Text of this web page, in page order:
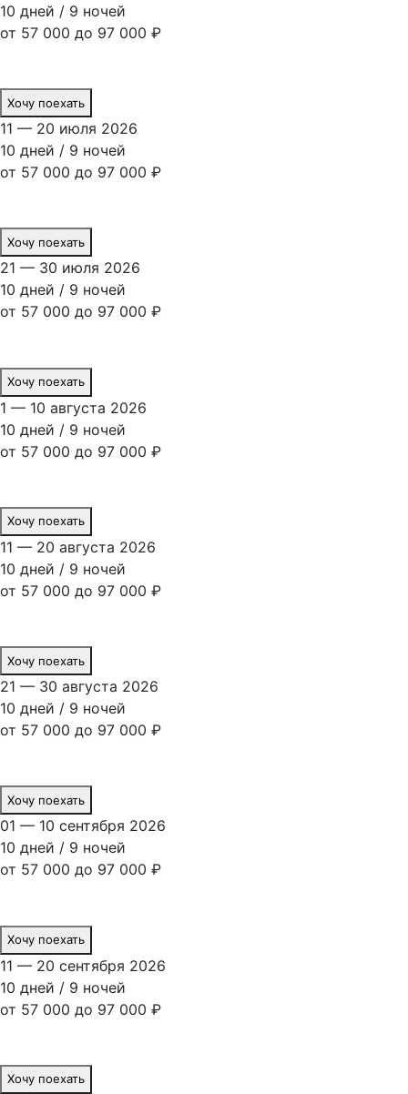
10 дней / 9 ночей
от 57 000 до 97 000 ₽
Хочу поехать
11 — 20 июля 2026
10 дней / 9 ночей
от 57 000 до 97 000 ₽
Хочу поехать
21 — 30 июля 2026
10 дней / 9 ночей
от 57 000 до 97 000 ₽
Хочу поехать
1 — 10 августа 2026
10 дней / 9 ночей
от 57 000 до 97 000 ₽
Хочу поехать
11 — 20 августа 2026
10 дней / 9 ночей
от 57 000 до 97 000 ₽
Хочу поехать
21 — 30 августа 2026
10 дней / 9 ночей
от 57 000 до 97 000 ₽
Хочу поехать
01 — 10 сентября 2026
10 дней / 9 ночей
от 57 000 до 97 000 ₽
Хочу поехать
11 — 20 сентября 2026
10 дней / 9 ночей
от 57 000 до 97 000 ₽
Хочу поехать